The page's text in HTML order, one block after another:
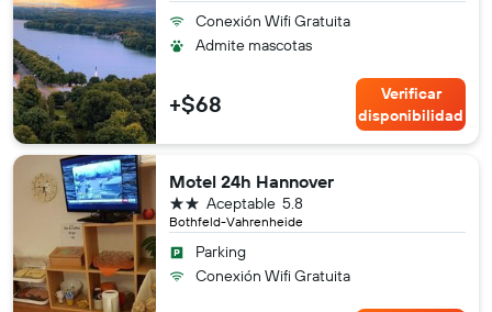
Conexión Wifi Gratuita
Admite mascotas
+$68
Verificar
disponibilidad
Motel 24h Hannover
Bothfeld-Vahrenheide
5.8
Aceptable
2 estrellas
Parking
Conexión Wifi Gratuita